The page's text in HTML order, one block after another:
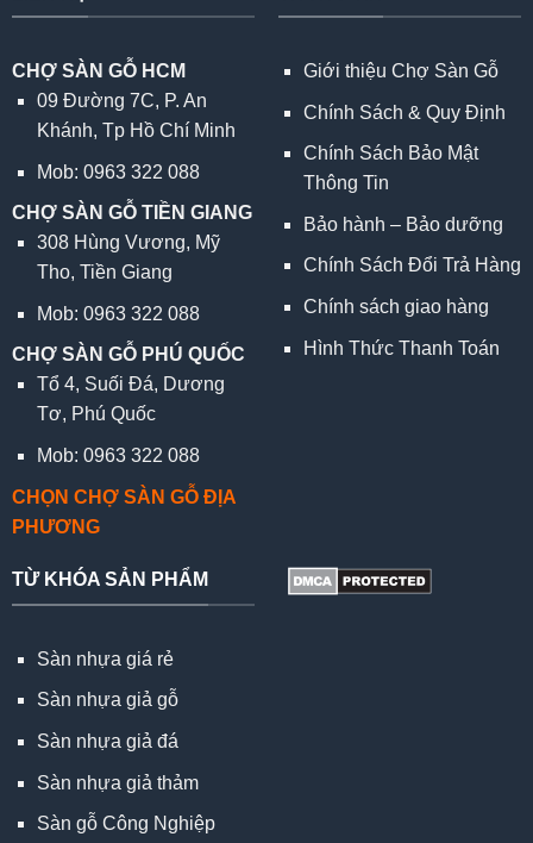
CHỢ SÀN GỖ HCM
09 Đường 7C, P. An
Khánh, Tp Hồ Chí Minh
Mob: 0963 322 088
CHỢ SÀN GỖ TIỀN GIANG
308 Hùng Vương, Mỹ
Tho, Tiền Giang
Mob: 0963 322 088
CHỢ SÀN GỖ PHÚ QUỐC
Tổ 4, Suối Đá, Dương
Tơ, Phú Quốc
Mob: 0963 322 088
CHỌN CHỢ SÀN GỖ ĐỊA
PHƯƠNG
Giới thiệu Chợ Sàn Gỗ
Chính Sách & Quy Định
Chính Sách Bảo Mật
Thông Tin
Bảo hành – Bảo dưỡng
Chính Sách Đổi Trả Hàng
Chính sách giao hàng
Hình Thức Thanh Toán
TỪ KHÓA SẢN PHẨM
Sàn nhựa giá rẻ
Sàn nhựa giả gỗ
Sàn nhựa giả đá
Sàn nhựa giả thảm
Sàn gỗ Công Nghiệp